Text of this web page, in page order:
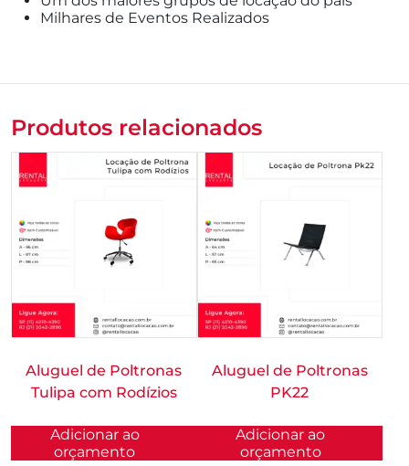
Milhares de Eventos Realizados
Produtos relacionados
Aluguel de Poltronas
Tulipa com Rodízios
Adicionar ao
orçamento
Aluguel de Poltronas
PK22
Adicionar ao
orçamento